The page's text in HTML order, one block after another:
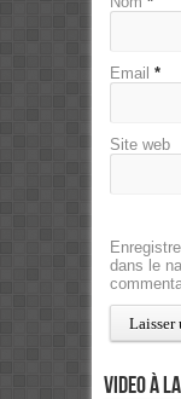
Email *
Site web
dans le
Video à